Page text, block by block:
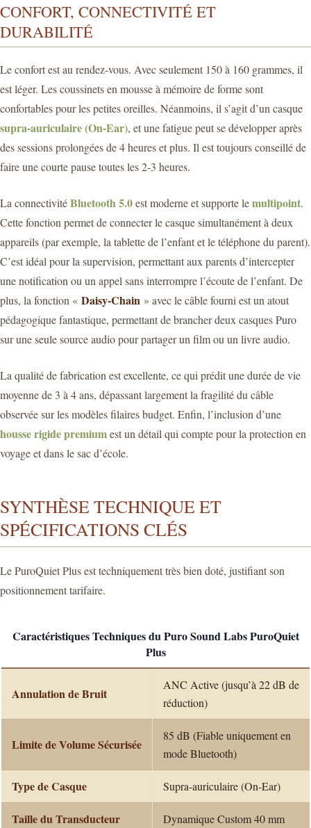
CONFORT, CONNECTIVITÉ ET
DURABILITÉ
Le confort est au rendez-vous. Avec seulement 150 à 160 grammes, il
est léger. Les coussinets en mousse à mémoire de forme sont
confortables pour les petites oreilles. Néanmoins, il s’agit d’un casque
supra-auriculaire (On-Ear), et une fatigue peut se développer après
des sessions prolongées de 4 heures et plus. Il est toujours conseillé de
faire une courte pause toutes les 2-3 heures.
La connectivitéBluetooth 5.0est moderne et supporte lemultipoint.
Cette fonction permet de connecter le casque simultanément à deux
appareils (par exemple, la tablette de l’enfant et le téléphone du parent).
C’est idéal pour la supervision, permettant aux parents d’intercepter
une notification ou un appel sans interrompre l’écoute de l’enfant. De
plus, la fonction « Daisy-Chain » avec le câble fourni est un atout
pédagogique fantastique, permettant de brancher deux casques Puro
sur une seule source audio pour partager un film ou un livre audio.
La qualité de fabrication est excellente, ce qui prédit une durée de vie
moyenne de 3 à 4 ans, dépassant largement la fragilité du câble
observée sur les modèles filaires budget. Enfin, l’inclusion d’une
housse rigide premiumest un détail qui compte pour la protection en
voyage et dans le sac d’école.
SYNTHÈSE TECHNIQUE ET
SPÉCIFICATIONS CLÉS
Le PuroQuiet Plus est techniquement très bien doté, justifiant son
positionnement tarifaire.
Caractéristiques Techniques du Puro Sound Labs PuroQuiet
Plus
Annulation de Bruit
ANC Active (jusqu’à 22 dB de
réduction)
Limite de Volume Sécurisée
85 dB (Fiable uniquement en
mode Bluetooth)
Type de Casque Supra-auriculaire (On-Ear)
Taille du Transducteur Dynamique Custom 40 mm